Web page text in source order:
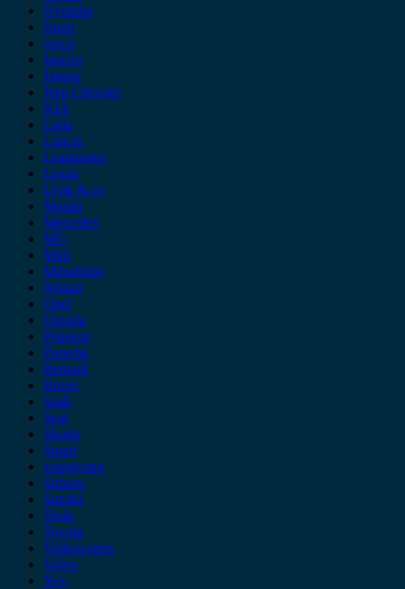
Hyundai
Isuzu
iveco
Jaecoo
Jaguar
Jeep Chrysler
KIA
Lada
Lancia
Leapmotor
Lexus
Lynk & co
Mazda
Mercedes
MG
Mini
Mitsubishi
Nissan
Opel
Omoda
Peugeot
Porsche
Renault
Rover
Saab
Seat
Skoda
Smart
ssangyong
Subaru
Suzuki
Tesla
Toyota
Volkswagen
Volvo
Xev